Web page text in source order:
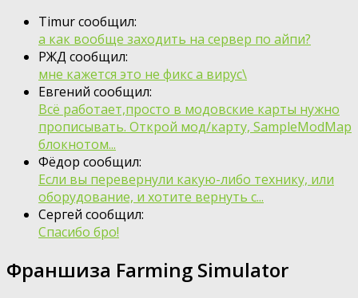
Timur сообщил:
а как вообще заходить на сервер по айпи?
РЖД сообщил:
мне кажется это не фикс а вирус\
Евгений сообщил:
Всё работает,просто в модовские карты нужно
прописывать. Открой мод/карту, SampleModMap
блокнотом...
Фёдор сообщил:
Если вы перевернули какую-либо технику, или
оборудование, и хотите вернуть с...
Сергей сообщил:
Спасибо бро!
Франшиза Farming Simulator